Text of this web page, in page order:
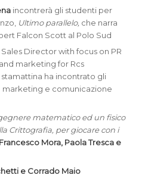
incontrerà gli studenti per
Ultimo parallelo, che narra
Falcon Scott al Polo Sud
Director with focus on PR
marketing for Rcs
ha incontrato gli
e comunicazione
matematico ed un fisico
Crittografia, per giocare con i
Francesco Mora, Paola Tresca e
e Corrado Maio